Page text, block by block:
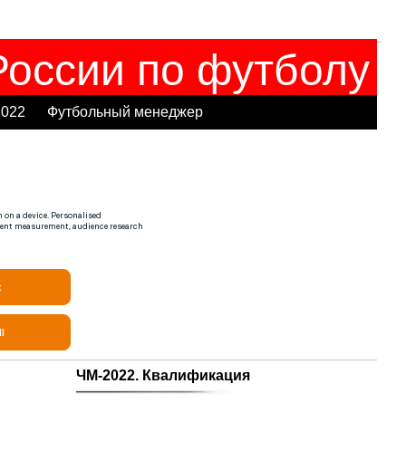
по футболу
Футбольный менеджер
ЧМ-2022. Квалификация